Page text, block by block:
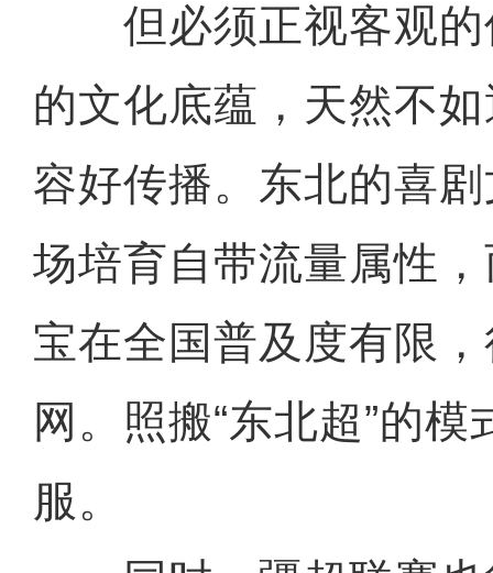
但必须正视客观的
的文化底蕴，天然不
容好传播。东北的喜
场培育自带流量属性
宝在全国普及度有限
网。照搬“东北超”的
服。